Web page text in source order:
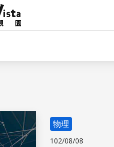
物理
102/08/08